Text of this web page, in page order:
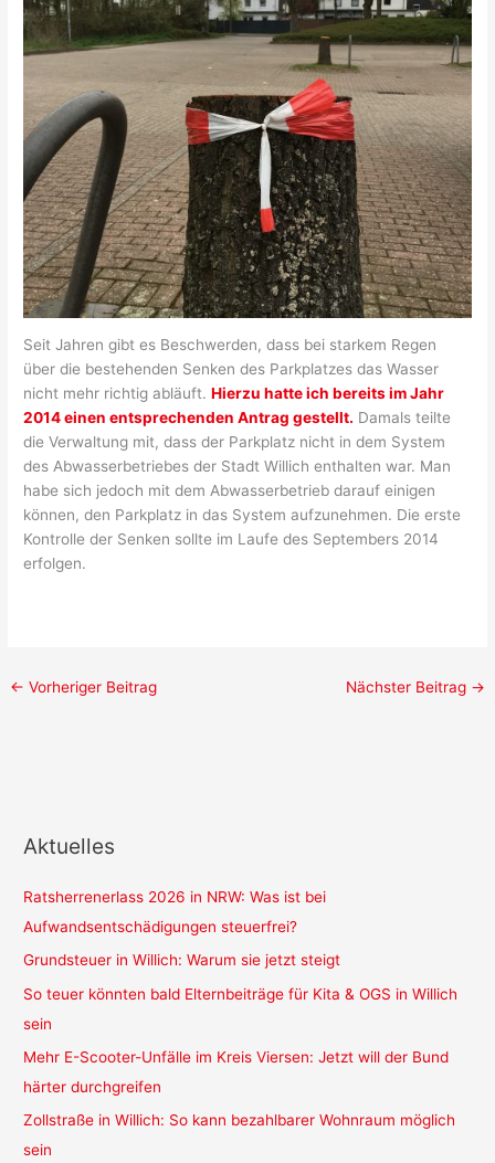
Seit Jahren gibt es Beschwerden, dass bei starkem Regen
über die bestehenden Senken des Parkplatzes das Wasser
nicht mehr richtig abläuft.Hierzu hatte ich bereits im Jahr
2014 einen entsprechenden Antrag gestellt. Damals teilte
die Verwaltung mit, dass der Parkplatz nicht in dem System
des Abwasserbetriebes der Stadt Willich enthalten war. Man
habe sich jedoch mit dem Abwasserbetrieb darauf einigen
können, den Parkplatz in das System aufzunehmen. Die erste
Kontrolle der Senken sollte im Laufe des Septembers 2014
erfolgen.
← Vorheriger Beitrag Nächster Beitrag →
Aktuelles
Ratsherrenerlass 2026 in NRW: Was ist bei
Aufwandsentschädigungen steuerfrei?
Grundsteuer in Willich: Warum sie jetzt steigt
So teuer könnten bald Elternbeiträge für Kita & OGS in Willich
sein
Mehr E-Scooter-Unfälle im Kreis Viersen: Jetzt will der Bund
härter durchgreifen
Zollstraße in Willich: So kann bezahlbarer Wohnraum möglich
sein